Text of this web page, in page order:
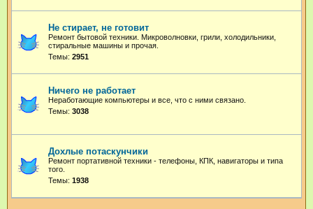
Не стирает, не готовит
Ремонт бытовой техники. Микроволновки, грили, холодильники,
стиральные машины и прочая.
Темы: 2951
Ничего не работает
Неработающие компьютеры и все, что с ними связано.
Темы: 3038
Дохлые потаскунчики
Ремонт портативной техники - телефоны, КПК, навигаторы и типа
того.
Темы: 1938